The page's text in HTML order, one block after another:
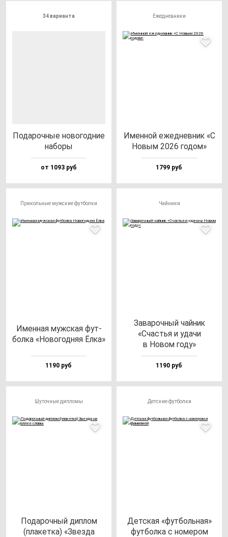
34 варианта
Пода­роч­ные но­во­год­ние
на­бо­ры
от 1093 руб
Ежедневники
Имен­ной ежед­нев­ник «С
Новым 2026 го­дом»
1799 руб
Прикольные мужские футболки
Имен­ная муж­ская фут­
бол­ка «Ново­год­няя Ёлка»
1190 руб
Чайники
Зава­роч­ный чай­ник
«Счастья и уда­чи
в Новом го­ду»
1190 руб
Шуточные дипломы
Пода­роч­ный дип­лом
(пла­кет­ка) «Звез­да
Детские футболки
Дет­ская «фут­боль­ная»
фут­бол­ка с но­ме­ром